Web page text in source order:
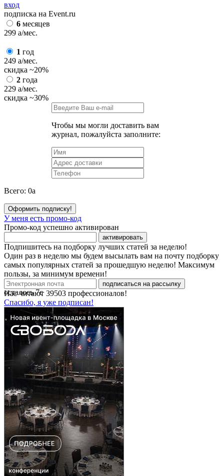
вход
подписка на Event.ru
6 месяцев
299 a/мес.
1 год
249 a/мес.
скидка ~20%
2 года
229 a/мес.
скидка ~30%
Чтобы мы могли доставить вам
журнал, пожалуйста заполните:
Всего: 0a
Оформить подписку!
У меня есть промо-код
Промо-код успешно активирован
активировать
Подпишитесь на подборку лучших статей за неделю!
Один раз в неделю мы будем высылать вам на почту подборку
самых популярных статей за прошедшую неделю! Максимум
пользы, за минимум времени!
подписаться на рассылку
Нас читают 39503 профессионалов!
Спасибо, я уже подписан!
осталось7с